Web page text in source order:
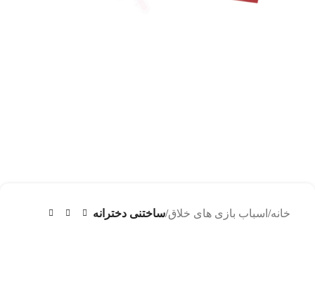
خانه اسباب بازی های خلاق ساختنی دخترانه